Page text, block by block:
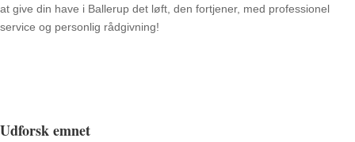
at give din have i Ballerup det løft, den fortjener, med professionel
service og personlig rådgivning!
Udforsk emnet